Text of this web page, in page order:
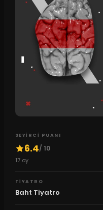
SEYIRCI PUANI
6.4/ 10
17oy
TIYATRO
Baht Tiyatro